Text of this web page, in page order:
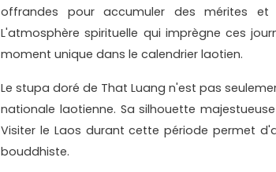
offrandes pour accumuler des mérites et
L'atmosphère spirituelle qui imprègne ces
moment unique dans le calendrier laotien.
Le stupa doré de That Luang n'est pas
nationale laotienne. Sa silhouette
Visiter le Laos durant cette période permet
bouddhiste.